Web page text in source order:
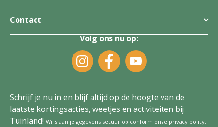
Contact
Volg ons nu op:
Schrijf je nu in en blijf altijd op de hoogte van de
laatste kortingsacties, weetjes en activiteiten bij
Tuinland! Wij slaan je gegevens secuur op conform onze privacy policy.